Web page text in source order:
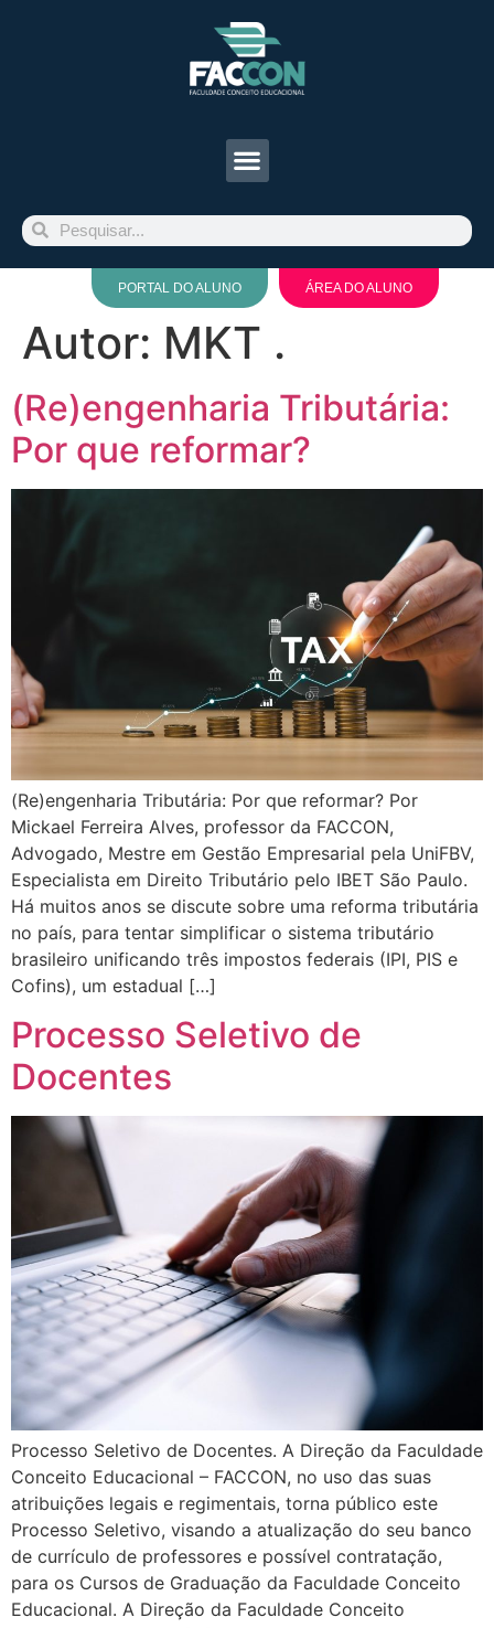
PORTAL DO ALUNO ÁREA DO ALUNO
Autor: MKT .
(Re)engenharia Tributária:
Por que reformar?
(Re)engenharia Tributária: Por que reformar? Por
Mickael Ferreira Alves, professor da FACCON,
Advogado, Mestre em Gestão Empresarial pela UniFBV,
Especialista em Direito Tributário pelo IBET São Paulo.
Há muitos anos se discute sobre uma reforma tributária
no país, para tentar simplificar o sistema tributário
brasileiro unificando três impostos federais (IPI, PIS e
Cofins), um estadual […]
Processo Seletivo de
Docentes
Processo Seletivo de Docentes. A Direção da Faculdade
Conceito Educacional – FACCON, no uso das suas
atribuições legais e regimentais, torna público este
Processo Seletivo, visando a atualização do seu banco
de currículo de professores e possível contratação,
para os Cursos de Graduação da Faculdade Conceito
Educacional. A Direção da Faculdade Conceito